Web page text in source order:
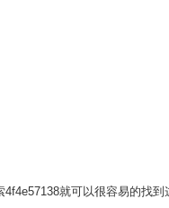
4f4e57138就可以很容易的找到